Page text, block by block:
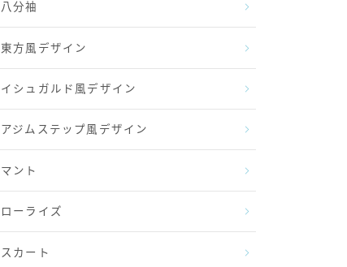
八分袖
東方風デザイン
イシュガルド風デザイン
アジムステップ風デザイン
マント
ローライズ
スカート